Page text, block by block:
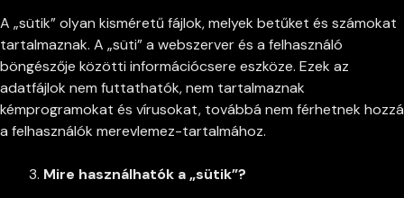
A „sütik” olyan kisméretű fájlok, melyek betűket és számokat
tartalmaznak. A „süti” a webszerver és a felhasználó
böngészője közötti információcsere eszköze. Ezek az
adatfájlok nem futtathatók, nem tartalmaznak
kémprogramokat és vírusokat, továbbá nem férhetnek hozzá
a felhasználók merevlemez-tartalmához.
Mire használhatók a „sütik”?